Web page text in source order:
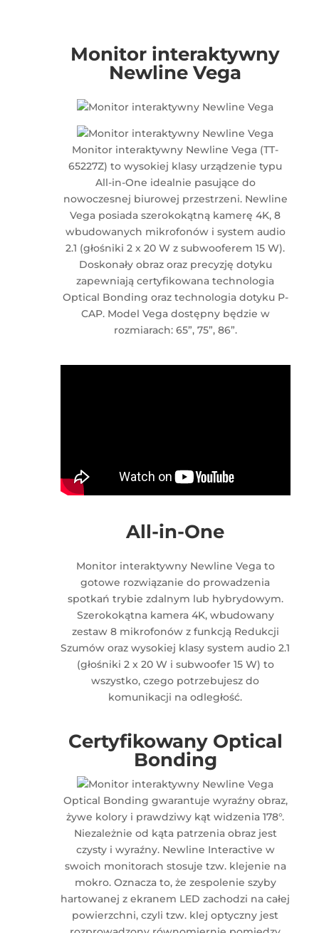
Monitor interaktywny
Newline Vega
Monitor interaktywny Newline Vega (TT-
65227Z) to wysokiej klasy urządzenie typu
All-in-One idealnie pasujące do
nowoczesnej biurowej przestrzeni. Newline
Vega posiada szerokokątną kamerę 4K, 8
wbudowanych mikrofonów i system audio
2.1 (głośniki 2 x 20 W z subwooferem 15 W).
Doskonały obraz oraz precyzję dotyku
zapewniają certyfikowana technologia
Optical Bonding oraz technologia dotyku P-
CAP. Model Vega dostępny będzie w
rozmiarach: 65”, 75”, 86”.
All-in-One
Monitor interaktywny Newline Vega to
gotowe rozwiązanie do prowadzenia
spotkań trybie zdalnym lub hybrydowym.
Szerokokątna kamera 4K, wbudowany
zestaw 8 mikrofonów z funkcją Redukcji
Szumów oraz wysokiej klasy system audio 2.1
(głośniki 2 x 20 W i subwoofer 15 W) to
wszystko, czego potrzebujesz do
komunikacji na odległość.
Certyfikowany Optical
Bonding
Optical Bonding gwarantuje wyraźny obraz,
żywe kolory i prawdziwy kąt widzenia 178°.
Niezależnie od kąta patrzenia obraz jest
czysty i wyraźny. Newline Interactive w
swoich monitorach stosuje tzw. klejenie na
mokro. Oznacza to, że zespolenie szyby
hartowanej z ekranem LED zachodzi na całej
powierzchni, czyli tzw. klej optyczny jest